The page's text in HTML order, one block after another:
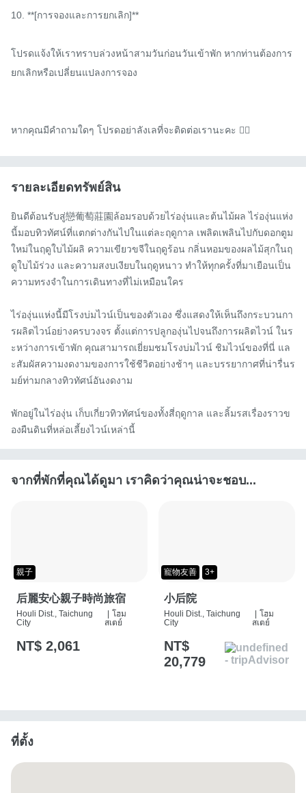
10. **[การจองและการยกเลิก]**
โปรดแจ้งให้เราทราบล่วงหน้าสามวันก่อนวันเข้าพัก หากท่านต้องการ
ยกเลิกหรือเปลี่ยนแปลงการจอง
หากคุณมีคำถามใดๆ โปรดอย่าลังเลที่จะติดต่อเรานะคะ 🙋‍♀️
รายละเอียดทรัพย์สิน
ยินดีต้อนรับสู่戀葡萄莊園ล้อมรอบด้วยไร่องุ่นและต้นไม้ผล ไร่องุ่นแห่ง
นี้มอบทิวทัศน์ที่แตกต่างกันไปในแต่ละฤดูกาล เพลิดเพลินไปกับดอกตูม
ใหม่ในฤดูใบไม้ผลิ ความเขียวขจีในฤดูร้อน กลิ่นหอมของผลไม้สุกในฤ
ดูใบไม้ร่วง และความสงบเงียบในฤดูหนาว ทำให้ทุกครั้งที่มาเยือนเป็น
ความทรงจำในการเดินทางที่ไม่เหมือนใคร
ไร่องุ่นแห่งนี้มีโรงบ่มไวน์เป็นของตัวเอง ซึ่งแสดงให้เห็นถึงกระบวนกา
รผลิตไวน์อย่างครบวงจร ตั้งแต่การปลูกองุ่นไปจนถึงการผลิตไวน์ ในร
ะหว่างการเข้าพัก คุณสามารถเยี่ยมชมโรงบ่มไวน์ ชิมไวน์ของที่นี่ แล
ะสัมผัสความงดงามของการใช้ชีวิตอย่างช้าๆ และบรรยากาศที่น่ารื่นร
มย์ท่ามกลางทิวทัศน์อันงดงาม
พักอยู่ในไร่องุ่น เก็บเกี่ยวทิวทัศน์ของทั้งสี่ฤดูกาล และลิ้มรสเรื่องราวข
องผืนดินที่หล่อเลี้ยงไวน์เหล่านี้
จากที่พักที่คุณได้ดูมา เราคิดว่าคุณน่าจะชอบ...
親子
后麗安心親子時尚旅宿
Houli Dist., Taichung
City
โฮม
สเตย์
NT$ 2,061
寵物友善 3+
小后院
Houli Dist., Taichung
City
โฮม
สเตย์
NT$
20,779
ที่ตั้ง